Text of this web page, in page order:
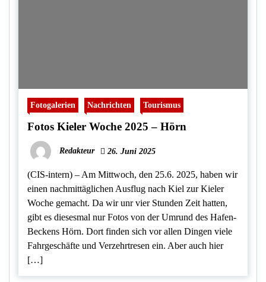
Fotogalerien Nachrichten Tourismus
Fotos Kieler Woche 2025 – Hörn
Redakteur 26. Juni 2025
(CIS-intern) – Am Mittwoch, den 25.6. 2025, haben wir
einen nachmittäglichen Ausflug nach Kiel zur Kieler
Woche gemacht. Da wir unr vier Stunden Zeit hatten,
gibt es diesesmal nur Fotos von der Umrund des Hafen-
Beckens Hörn. Dort finden sich vor allen Dingen viele
Fahrgeschäfte und Verzehrtresen ein. Aber auch hier
[…]